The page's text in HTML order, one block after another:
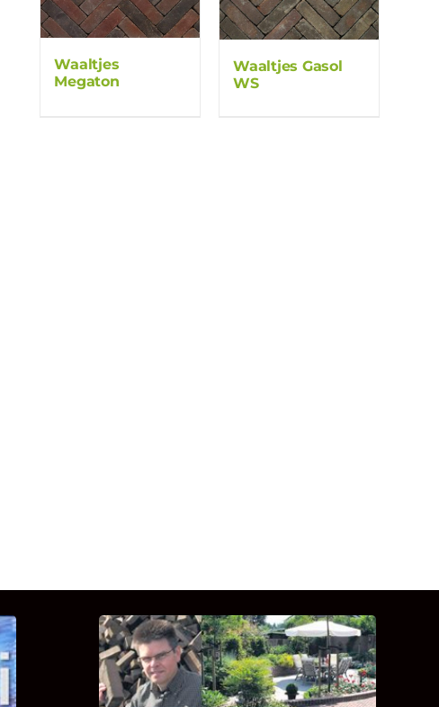
Waaltjes
Megaton
Waaltjes Gasol
WS
INTERVIEW MET HANS
BOEREMA
Hoe Bricks and Stones ontstaan is en